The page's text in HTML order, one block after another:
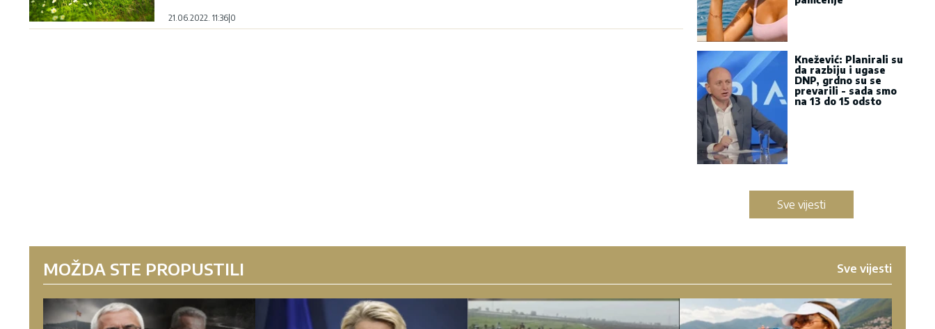
21.06.2022. 11:36|0
Knežević: Planirali su
da razbiju i ugase
DNP, grdno su se
prevarili - sada smo
na 13 do 15 odsto
Sve vijesti
MOŽDA STE PROPUSTILI Sve vijesti